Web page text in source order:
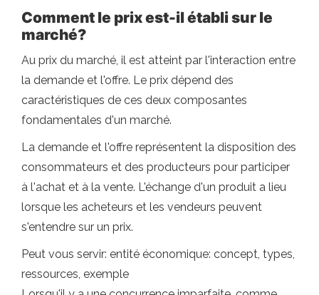
Comment le prix est-il établi sur le
marché?
Au prix du marché, il est atteint par l'interaction entre
la demande et l'offre. Le prix dépend des
caractéristiques de ces deux composantes
fondamentales d'un marché.
La demande et l'offre représentent la disposition des
consommateurs et des producteurs pour participer
à l'achat et à la vente. L'échange d'un produit a lieu
lorsque les acheteurs et les vendeurs peuvent
s'entendre sur un prix.
Peut vous servir: entité économique: concept, types,
ressources, exemple